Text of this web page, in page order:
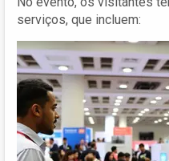
serviços, que incluem: